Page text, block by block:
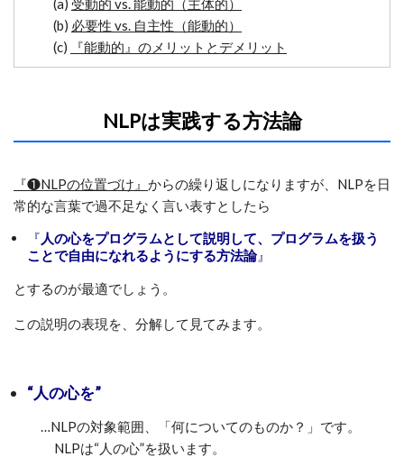
(a) 受動的 vs. 能動的（主体的）
(b) 必要性 vs. 自主性（能動的）
(c)
『能動的』のメリットとデメリット
NLPは実践する方法論
『❶NLPの位置づけ』 からの繰り返しになりますが、NLPを日
常的な言葉で過不足なく言い表すとしたら
『 人の心をプログラムとして説明して、プログラムを扱う
ことで自由になれるようにする方法論』
とするのが最適でしょう。
この説明の表現を、分解して見てみます。
“人の心を”
…NLPの対象範囲、「何についてのものか？」です。
NLPは“人の心”を扱います。